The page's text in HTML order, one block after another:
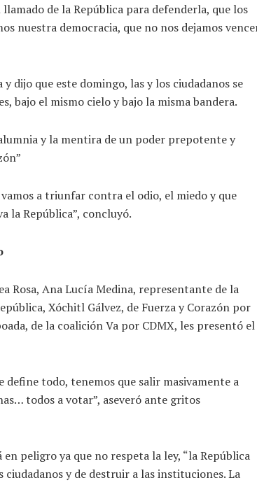
de la República para defenderla, que los
nuestra democracia, que no nos dejamos
dijo que este domingo, las y los ciudadanos se
bajo el mismo cielo y bajo la misma bandera.
y la mentira de un poder prepotente y
a triunfar contra el odio, el miedo y que
la República”, concluyó.
Rosa, Ana Lucía Medina, representante de la
Xóchitl Gálvez, de Fuerza y Corazón por
de la coalición Va por CDMX, les presentó el
todo, tenemos que salir masivamente a
todos a votar”, aseveró ante gritos
peligro ya que no respeta la ley, “la República
y de destruir a las instituciones. La